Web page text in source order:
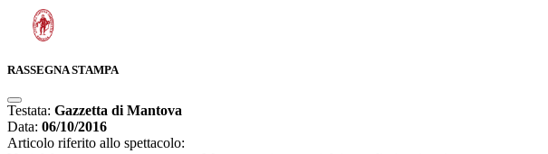
RASSEGNA STAMPA
Testata: Gazzetta di Mantova
Data: 06/10/2016
Articolo riferito allo spettacolo: